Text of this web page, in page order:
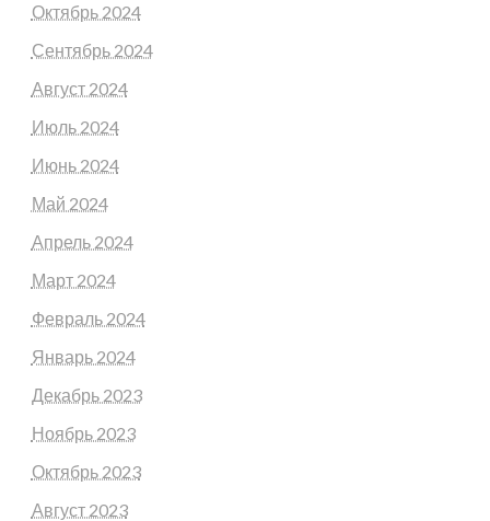
Октябрь 2024
Сентябрь 2024
Август 2024
Июль 2024
Июнь 2024
Май 2024
Апрель 2024
Март 2024
Февраль 2024
Январь 2024
Декабрь 2023
Ноябрь 2023
Октябрь 2023
Август 2023